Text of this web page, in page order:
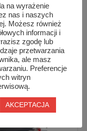
na wyrażenie
nas i naszych
Możesz również
informacji i
zgodę lub
przetwarzania
ale masz
Preferencje
witryn
AKCEPTACJA